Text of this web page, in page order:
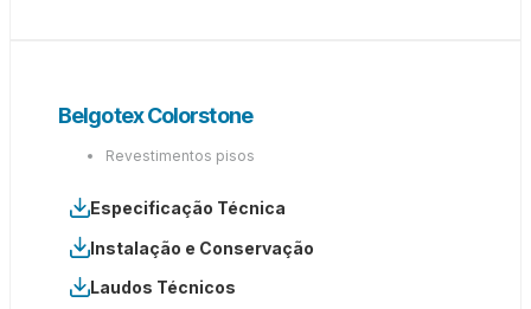
Belgotex Colorstone
Revestimentos pisos
Especificação Técnica
Instalação e Conservação
Laudos Técnicos